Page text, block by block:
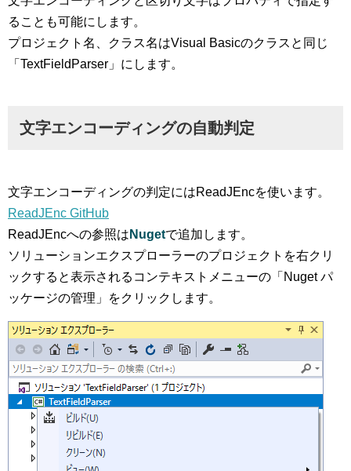
ることも可能にします。
プロジェクト名、クラス名はVisual Basicのクラスと同じ
「TextFieldParser」にします。
文字エンコーディングの自動判定
文字エンコーディングの判定にはReadJEncを使います。
ReadJEnc GitHub
ReadJEncへの参照は Nugetで追加します。
ソリューションエクスプローラーのプロジェクトを右クリ
ックすると表示されるコンテキストメニューの「Nuget パ
ッケージの管理」をクリックします。